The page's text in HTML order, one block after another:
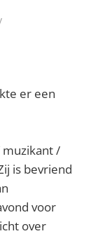
er een
/
is bevriend
voor
over